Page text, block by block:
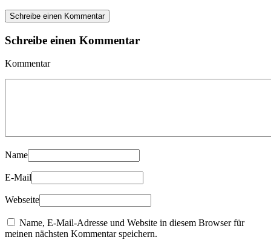
Schreibe einen Kommentar
Schreibe einen Kommentar
Kommentar
Name
E-Mail
Webseite
Name, E-Mail-Adresse und Website in diesem Browser für
meinen nächsten Kommentar speichern.